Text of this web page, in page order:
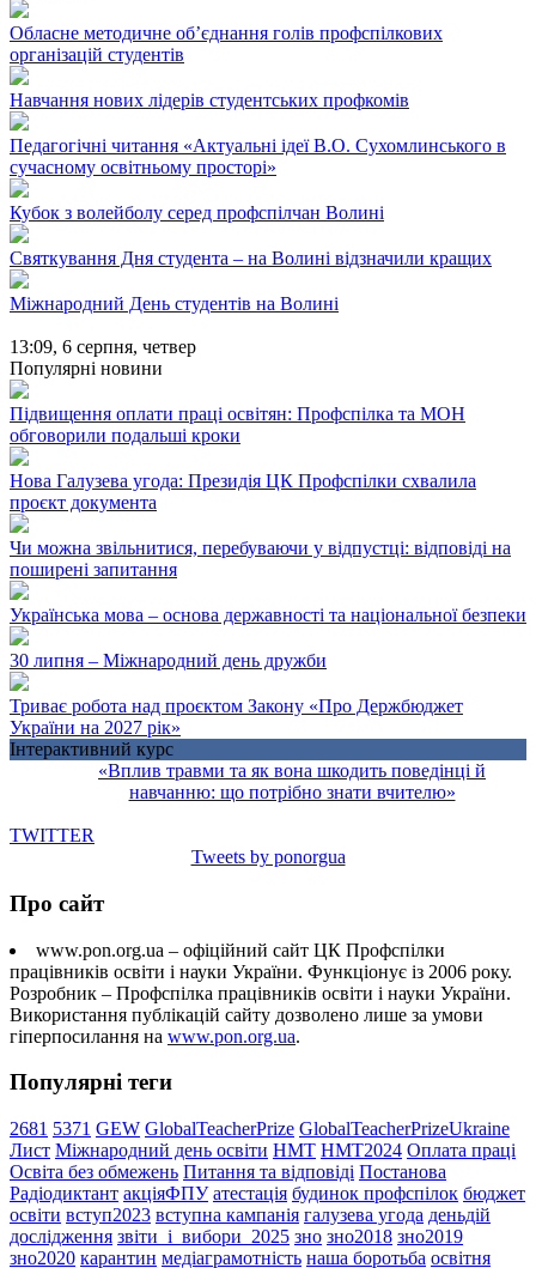
Обласне методичне об’єднання голів профспілкових
організацій студентів
Навчання нових лідерів студентських профкомів
Педагогічні читання «Актуальні ідеї В.О. Сухомлинського в
сучасному освітньому просторі»
Кубок з волейболу серед профспілчан Волині
Святкування Дня студента – на Волині відзначили кращих
Міжнародний День студентів на Волині
13:09, 6 серпня, четвер
Популярні новини
Підвищення оплати праці освітян: Профспілка та МОН
обговорили подальші кроки
Нова Галузева угода: Президія ЦК Профспілки схвалила
проєкт документа
Чи можна звільнитися, перебуваючи у відпустці: відповіді на
поширені запитання
Українська мова – основа державності та національної безпеки
30 липня – Міжнародний день дружби
Триває робота над проєктом Закону «Про Держбюджет
України на 2027 рік»
Інтерактивний курс
«Вплив травми та як вона шкодить поведінці й
навчанню: що потрібно знати вчителю»
TWITTER
Tweets by ponorgua
Про сайт
www.pon.org.ua – офіційний сайт ЦК Профспілки
працівників освіти і науки України. Функціонує із 2006 року.
Розробник – Профспілка працівників освіти і науки України.
Використання публікацій сайту дозволено лише за умови
гіперпосилання на www.pon.org.ua.
Популярні теги
2681 5371 GEW GlobalTeacherPrize GlobalTeacherPrizeUkraine
Лист Міжнародний день освіти НМТ НМТ2024 Оплата праці
Освіта без обмежень Питання та відповіді Постанова
Радіодиктант акціяФПУ атестація будинок профспілок бюджет
освіти вступ2023 вступна кампанія галузева угода деньдій
дослідження звіти_і_вибори_2025 зно зно2018 зно2019
зно2020 карантин медіаграмотність наша боротьба освітня